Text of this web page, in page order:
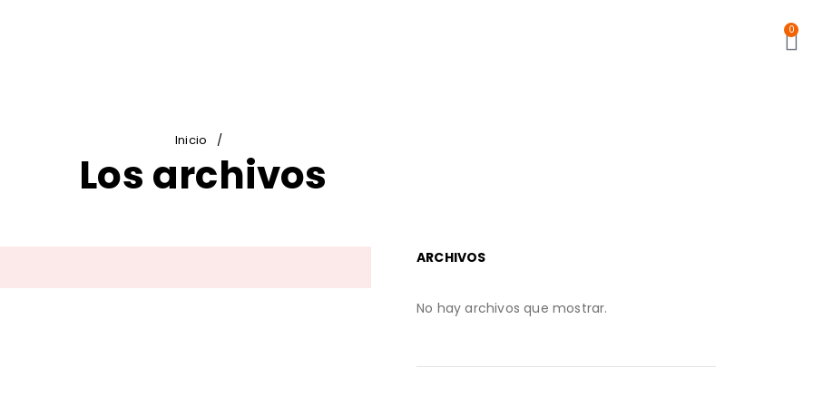
0
Inicio /
Los archivos
ARCHIVOS
No hay archivos que mostrar.